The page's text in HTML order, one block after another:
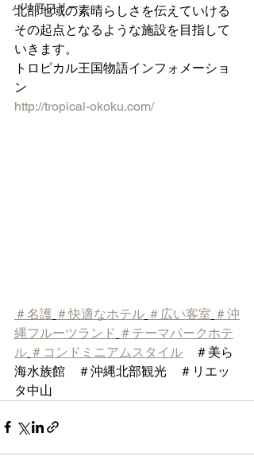
バリアフリー
北部地域の素晴らしさを伝えていける
その起点となるような施設を目指して
いきます。
トロピカル王国物語インフォメーショ
ン
http://tropical-okoku.com/
＃名護 ＃快適なホテル ＃広い客室 ＃沖
縄フルーツランド ＃テーマパークホテ
ル ＃コンドミニアムスタイル ＃美ら
海水族館　＃沖縄北部観光　＃リエッ
タ中山